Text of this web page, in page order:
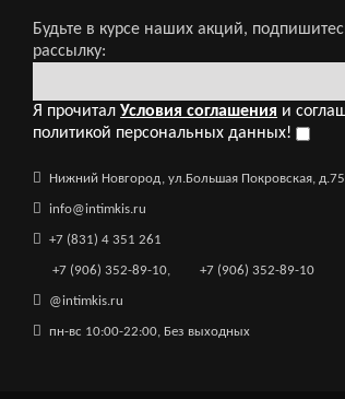
фиолетовый
Будьте в курсе наших акций,
рассылку:
Я прочиталУсловия соглашения и
политикой персональных данных!
Нижний Новгород, ул.Большая Покровская, д.75
info@intimkis.ru
+7 (831) 4 351 261
+7 (906) 352-89-10, +7 (906) 352-89-10
@intimkis.ru
пн-вс 10:00-22:00, Без выходных